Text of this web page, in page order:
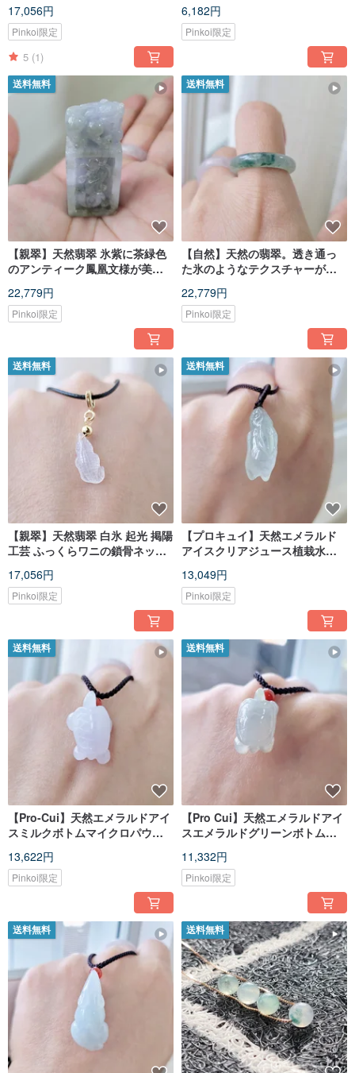
スターリングシルバー 鎖骨チェ
ーン
17,056円
Pinkoi限定
5 (1)
6,182円
Pinkoi限定
送料無料
【親翠】天然翡翠 氷紫に茶緑色
のアンティーク鳳凰文様が美し
22,779円
Pinkoi限定
送料無料
【自然】天然の翡翠。透き通っ
た氷のようなテクスチャーが美
手元を彩ります。14号指輪に適
しています。
22,779円
Pinkoi限定
送料無料
【親翠】天然翡翠 白氷 起光 掲陽
工芸 ふっくらワニの鎖骨ネック
17,056円
Pinkoi限定
送料無料
【プロキュイ】天然エメラルド
アイスクリアジュース植栽水遊
さぎ
13,049円
Pinkoi限定
送料無料
【Pro-Cui】天然エメラルドアイ
スミルクボトムマイクロパウダ
クレス
13,622円
Pinkoi限定
送料無料
【Pro Cui】天然エメラルドアイ
スエメラルドグリーンボトム手
11,332円
Pinkoi限定
送料無料 送料無料